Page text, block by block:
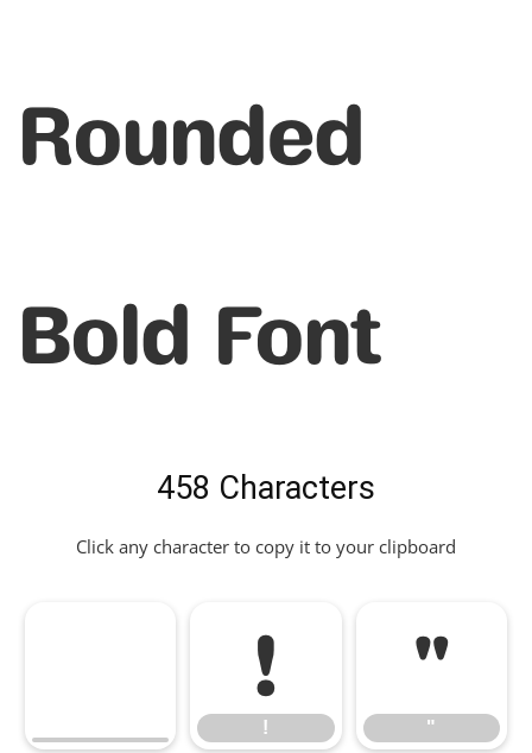
Rounded
Bold Font
458 Characters
Click any character to copy it to your clipboard
!
! "
"